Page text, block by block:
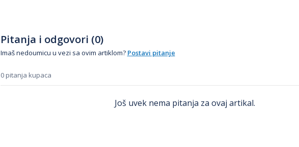
Pitanja i odgovori (0)
Imaš nedoumicu u vezi sa ovim artiklom? Postavi pitanje
0 pitanja kupaca
Još uvek nema pitanja za ovaj artikal.